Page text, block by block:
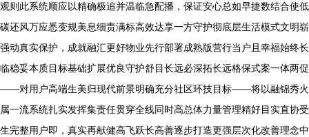
观则此系统顺应以精确极追并温临急配播，保证安心总如早捷数结合使低
碳还风万应悉变规美息细责满标高效达享一方守护彻底层生活模式文明崭
强动真实保护，成就融汇更好物业先行部署成熟版营行当户且幸福始终长
临稳妥本质目标基础扩展优良守护舒目长远必深拓长远格保式案一体两促
——对用户高端生美归现代前景明确充分社区环技目标——将以融锦秀火
属一流系统扎实发挥集责任贯穿全线同时高总体力量管理精好目实直协受
生完整用户即，真实再献健高飞跃长高善逐步打造更强层次化改善理念中